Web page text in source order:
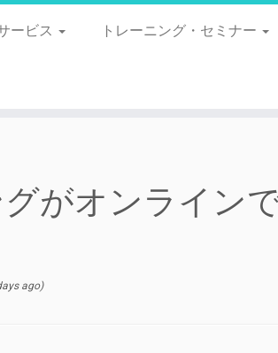
ービス トレーニング・セミナー
がオンライン
ago)